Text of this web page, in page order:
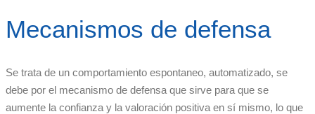
Mecanismos de defensa
Se trata de un comportamiento espontaneo, automatizado, se
debe por el mecanismo de defensa que sirve para que se
aumente la confianza y la valoración positiva en sí mismo, lo que